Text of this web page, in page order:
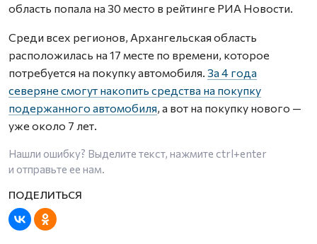
область попала на 30 место в рейтинге РИА Новости.
Среди всех регионов, Архангельская область
расположилась на 17 месте по времени, которое
потребуется на покупку автомобиля. За 4 года
северяне смогут накопить средства на покупку
подержанного автомобиля, а вот на покупку нового —
уже около 7 лет.
Нашли ошибку? Выделите текст, нажмите ctrl+enter
и отправьте ее нам.